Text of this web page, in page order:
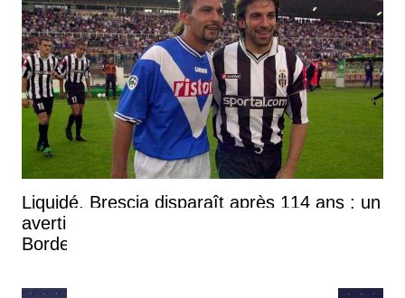
Liquidé, Brescia disparaît après 114 ans : un
avertissement pour les Girondins de
Bordeaux